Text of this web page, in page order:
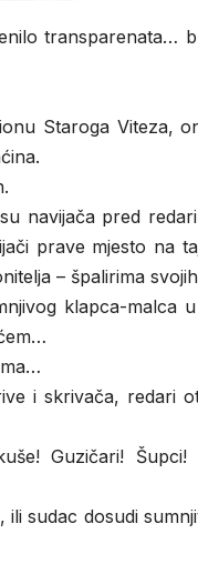
transparenata…
Staroga Viteza,
navijača pred
prave mjesto na
– špalirima
klapca-malca
i skrivača, redari
Guzičari! Šupci!
sudac dosudi